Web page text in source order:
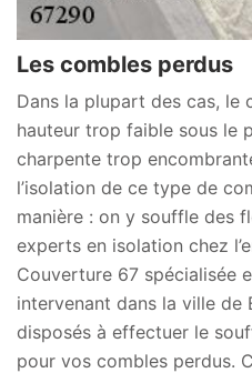
Les combles perdus
Dans la plupart des cas, le
hauteur trop faible sous le
charpente trop
l’isolation de ce type de
manière : on y souffle des
experts en isolation chez
Couverture 67 spécialisée
intervenant dans la ville
disposés à effectuer le
pour vos combles perdus.